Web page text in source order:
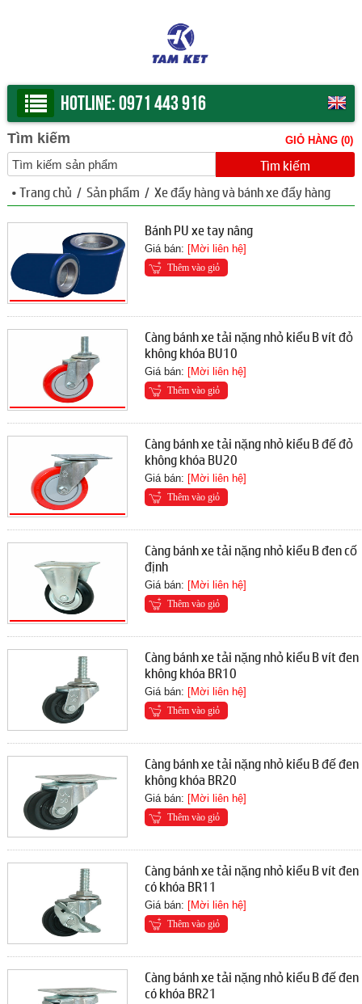
Hotline:0971 443 916
Tìm kiếm GIỎ HÀNG (0)
•Trang chủ / Sản phẩm / Xe đẩy hàng và bánh xe đẩy hàng
Bánh PU xe tay nâng
Giá bán: [Mời liên hệ]
Thêm vào giỏ
Càng bánh xe tải nặng nhỏ kiểu B vít đỏ
không khóa BU10
Giá bán: [Mời liên hệ]
Thêm vào giỏ
Càng bánh xe tải nặng nhỏ kiểu B đế đỏ
không khóa BU20
Giá bán: [Mời liên hệ]
Thêm vào giỏ
Càng bánh xe tải nặng nhỏ kiểu B đen cố
định
Giá bán: [Mời liên hệ]
Thêm vào giỏ
Càng bánh xe tải nặng nhỏ kiểu B vít đen
không khóa BR10
Giá bán: [Mời liên hệ]
Thêm vào giỏ
Càng bánh xe tải nặng nhỏ kiểu B đế đen
không khóa BR20
Giá bán: [Mời liên hệ]
Thêm vào giỏ
Càng bánh xe tải nặng nhỏ kiểu B vít đen
có khóa BR11
Giá bán: [Mời liên hệ]
Thêm vào giỏ
Càng bánh xe tải nặng nhỏ kiểu B đế đen
có khóa BR21